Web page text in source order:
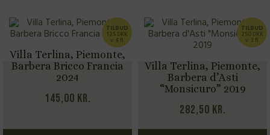
Villa Terlina, Piemonte,
Barbera Bricco Francia
2024
145,00 kr.
TILBUD
125 DKK
v. 6 fl.
Villa Terlina, Piemonte,
Barbera d’Asti
“Monsicuro” 2019
282,50 kr.
TILBUD
250 DKK
v. 3 fl.